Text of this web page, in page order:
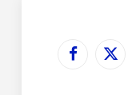
Facebook
X